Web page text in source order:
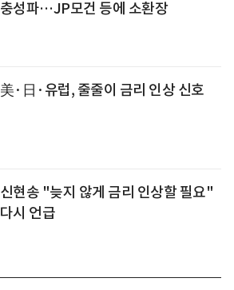
충성파…JP모건 등에 소환장
美·日·유럽, 줄줄이 금리 인상 신호
신현송 "늦지 않게 금리 인상할 필요"
다시 언급